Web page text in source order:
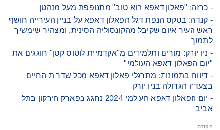
- כרזה: "פאלון דאפא הוא טוב" מתנופפת מעל מנהטן
- קנדה: בטקס הנפת דגל הפאלון דאפא על בניין העירייה חושף
ראש העיר איום שקיבל מהקונסוליה הסינית, ומצהיר שימשיך
לתמוך
- ניו יורק: מורים ותלמידים מ"אקדמיית לוטוס קטן" חוגגים את
"יום הפאלון דאפא העולמי"
- דיווח בתמונות: מתרגלי פאלון דאפא מכל שדרות החיים
בצעדה הגדולה בניו יורק
- יום הפאלון דאפא העולמי 2024 נחגג בפארק הירקון בתל
אביב
הקודם